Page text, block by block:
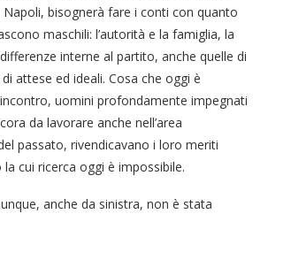
bisognerà fare i conti con quanto
maschili: l’autorità e la famiglia, la
interne al partito, anche quelle di
attese ed ideali. Cosa che oggi è
uomini profondamente impegnati
da lavorare anche nell’area
passato, rivendicavano i loro meriti
cui ricerca oggi è impossibile.
anche da sinistra, non è stata